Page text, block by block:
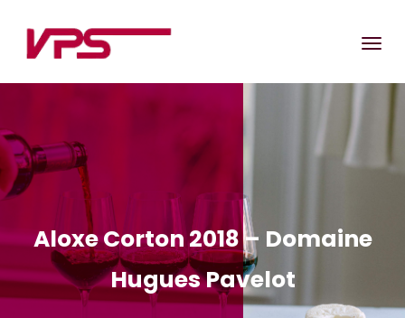
Aloxe Corton 2018 – Domaine
Hugues Pavelot